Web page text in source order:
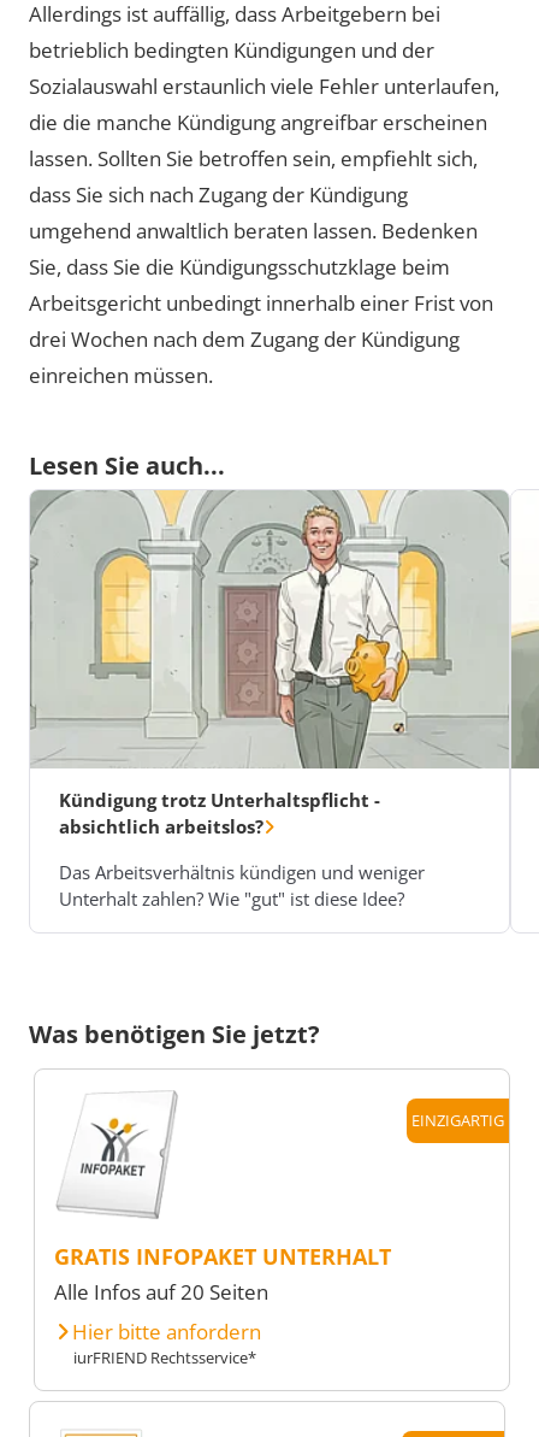
Allerdings ist auffällig, dass Arbeitgebern bei
betrieblich bedingten Kündigungen und der
Sozialauswahl erstaunlich viele Fehler unterlaufen,
die die manche Kündigung angreifbar erscheinen
lassen. Sollten Sie betroffen sein, empfiehlt sich,
dass Sie sich nach Zugang der Kündigung
umgehend anwaltlich beraten lassen. Bedenken
Sie, dass Sie die Kündigungsschutzklage beim
Arbeitsgericht unbedingt innerhalb einer Frist von
drei Wochen nach dem Zugang der Kündigung
einreichen müssen.
Lesen Sie auch...
Kündigung trotz Unterhaltspflicht -
absichtlich arbeitslos?
Das Arbeitsverhältnis kündigen und weniger
Unterhalt zahlen? Wie "gut" ist diese Idee?
Was benötigen Sie jetzt?
EINZIGARTIG
GRATIS INFOPAKET UNTERHALT
Alle Infos auf 20 Seiten
Hier bitte anfordern
iurFRIEND Rechtsservice*